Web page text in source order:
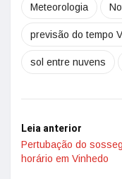
Meteorologia
previsão do tempo
sol entre nuvens
Leia anterior
Pertubação do
horário em Vinhedo